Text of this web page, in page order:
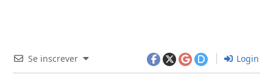
Se inscrever Login